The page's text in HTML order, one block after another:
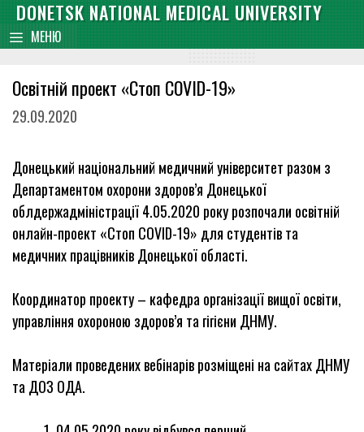
content
Skip
to
content
DONETSK NATIONAL MEDICAL UNIVERSITY
МЕНЮ
Освітній проект «Стоп COVID-19»
29.09.2020
Донецький національний медичний університет разом з
Департаментом охорони здоров’я Донецької
облдержадміністрації 4.05.2020 року розпочали освітній
онлайн-проект «Стоп COVID-19» для студентів та
медичних працівників Донецької області.
Координатор проекту – кафедра організації вищої освіти,
управління охороною здоров’я та гігієни ДНМУ.
Матеріали проведених вебінарів розміщені на сайтах ДНМУ
та ДОЗ ОДА.